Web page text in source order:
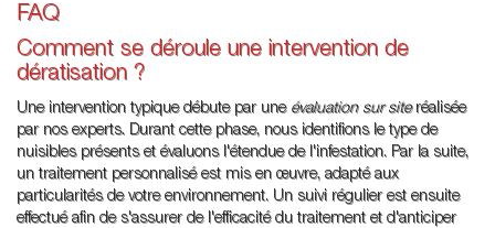
FAQ
Comment se déroule une intervention de
dératisation ?
Une intervention typique débute par une évaluation sur siteréalisée
par nos experts. Durant cette phase, nous identifions le type de
nuisibles présents et évaluons l'étendue de l'infestation. Par la suite,
un traitement personnalisé est mis en œuvre, adapté aux
particularités de votre environnement. Un suivi régulier est ensuite
effectué afin de s'assurer de l'efficacité du traitement et d'anticiper